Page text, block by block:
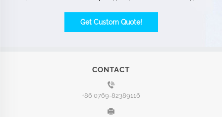
Get Custom Quote!
CONTACT
+86 0769-82389116